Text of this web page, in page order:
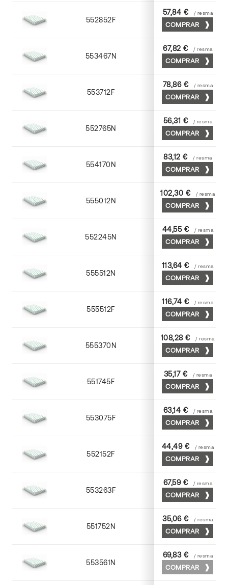
552852F 52 x 70
57,84 € / resma
COMPRAR
553467N 65 x 90
67,82 € / resma
COMPRAR
553712F 72 x 102
78,86 € / resma
COMPRAR
552765N 65 x 90
56,31 € / resma
COMPRAR
554170N 70 x 100
83,12 € / resma
COMPRAR
555012N 72 x 102
102,30 € / resma
COMPRAR
552245N 45 x 64
44,55 € / resma
COMPRAR
555512N 72 x 102
113,64 € / resma
COMPRAR
555512F 72 x 102
116,74 € / resma
COMPRAR
555370N 70 x 100
108,28 € / resma
COMPRAR
551745F 45 x 64
35,17 € / resma
COMPRAR
553075F 75 x 53
63,14 € / resma
COMPRAR
552152F 52 x 70
44,49 € / resma
COMPRAR
553263F 63 x 88
67,59 € / resma
COMPRAR
551752N 52 x 70
35,06 € / resma
COMPRAR
553561N 63 x 88
69,83 € / resma
COMPRAR